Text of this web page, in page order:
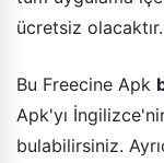
ücretsiz olacaktır.
Bu Freecine Apk
Apk'yı
bulabilirsiniz.